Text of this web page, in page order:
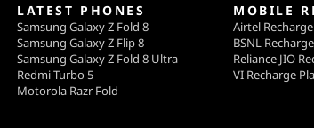
LATEST PHONES
Samsung Galaxy Z Fold 8
Samsung Galaxy Z Flip 8
Samsung Galaxy Z Fold 8 Ultra
Redmi Turbo 5
Motorola Razr Fold
MOBILE
Airtel
BSNL
Reliance JIO
VI Recharge